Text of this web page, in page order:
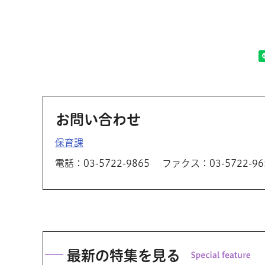
お問い合わせ
保育課
電話：03-5722-9865 ファクス：03-5722-
最新の特集を見る